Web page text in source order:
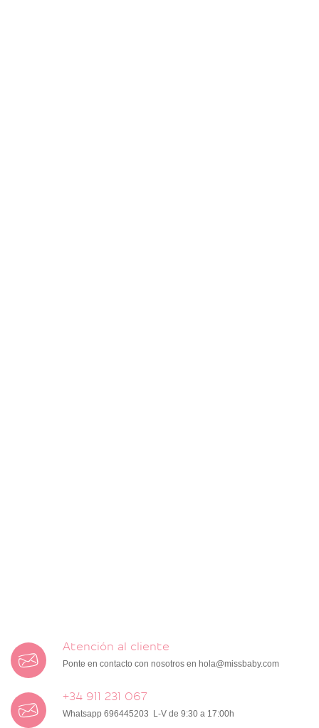
Atención al cliente
Ponte en contacto con nosotros en hola@missbaby.com
+34 911 231 067
Whatsapp 696445203 L-V de 9:30 a 17:00h